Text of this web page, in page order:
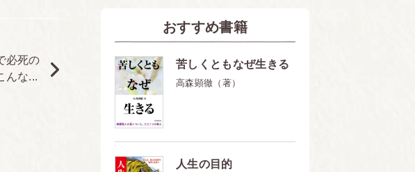
必死の
んな...
おすすめ書籍
苦しくともなぜ生きる
高森顕徹（著）
人生の目的